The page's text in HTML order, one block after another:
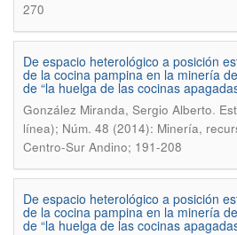
270
De espacio heterológico a posición
de la cocina pampina en la minería
de “la huelga de las cocinas
González Miranda, Sergio Alberto.
línea); Núm. 48 (2014): Minería,
Centro-Sur Andino; 191-208
De espacio heterológico a posición
de la cocina pampina en la minería
de “la huelga de las cocinas